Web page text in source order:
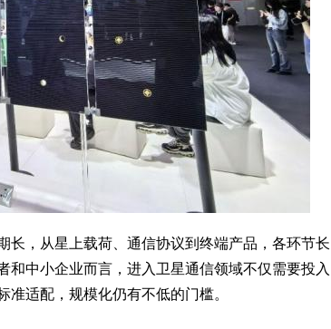
长，从星上载荷、通信协议到终端产品，各环节长
和中小企业而言，进入卫星通信领域不仅需要投入
适配，规模化仍有不低的门槛。